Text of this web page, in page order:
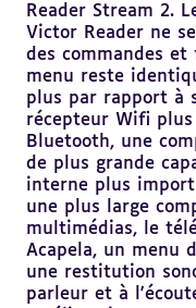
Reader Stream 2.
Victor Reader ne
des commandes
menu reste
plus par rapport à
récepteur Wifi
Bluetooth, une
de plus grande
interne plus
une plus large
multimédias, le
Acapela, un menu
une restitution
parleur et à